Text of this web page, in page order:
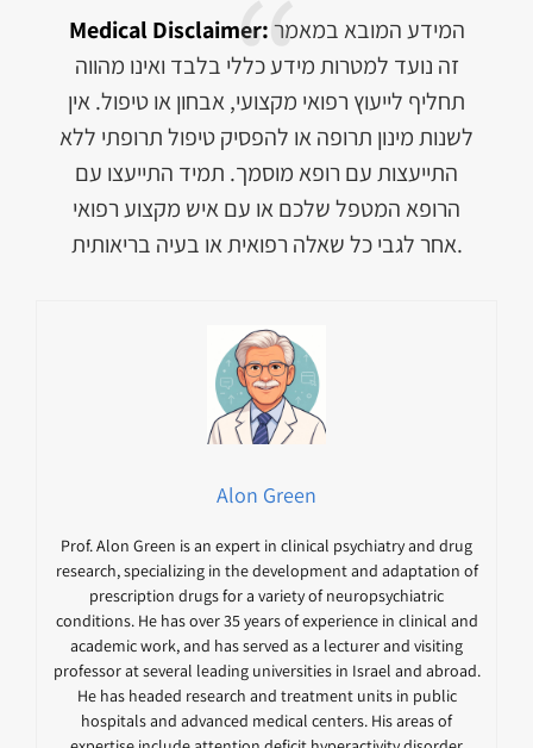
Medical Disclaimer:
זה נועד למטרות מידע כללי בלבד ואינו מהווה
תחליף לייעוץ רפואי מקצועי, אבחון או טיפול. אין
לשנות מינון תרופה או להפסיק טיפול תרופתי ללא
התייעצות עם רופא מוסמך. תמיד התייעצו עם
הרופא המטפל שלכם או עם איש מקצוע רפואי
אחר לגבי כל שאלה רפואית או בעיה בריאותית.
Alon Green
Prof. Alon Green is an expert in clinical psychiatry and drug
research, specializing in the development and adaptation of
prescription drugs for a variety of neuropsychiatric
conditions. He has over 35 years of experience in clinical and
academic work, and has served as a lecturer and visiting
professor at several leading universities in Israel and abroad.
He has headed research and treatment units in public
hospitals and advanced medical centers. His areas of